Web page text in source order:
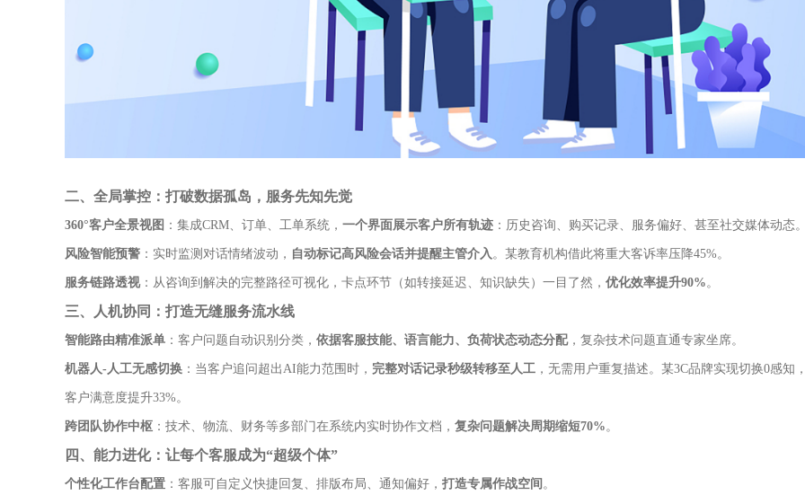
二、全局掌控：打破数据孤岛，服务先知先觉
360°客户全景视图 ：集成CRM、订单、工单系统， 一个界面展示客户所有轨迹 ：历史咨询、购买记录、服务偏好、甚至社交媒体动态
风险智能预警 ：实时监测对话情绪波动， 自动标记高风险会话并提醒主管介入。某教育机构借此将重大客诉率压降45%。
服务链路透视：从咨询到解决的完整路径可视化，卡点环节（如转接延迟、知识缺失）一目了然， 优化效率提升90%。
三、人机协同：打造无缝服务流水线
智能路由精准派单 ：客户问题自动识别分类， 依据客服技能、语言能力、负荷状态动态分配，复杂技术问题直通专家坐席。
机器人-人工无感切换 ：当客户追问超出AI能力范围时， 完整对话记录秒级转移至人工 ，无需用户重复描述。某3C品牌实现切换0感知
客户满意度提升33%。
跨团队协作中枢 ：技术、物流、财务等多部门在系统内实时协作文档， 复杂问题解决周期缩短70%。
四、能力进化：让每个客服成为“超级个体”
个性化工作台配置 ：客服可自定义快捷回复、排版布局、通知偏好， 打造专属作战空间 。